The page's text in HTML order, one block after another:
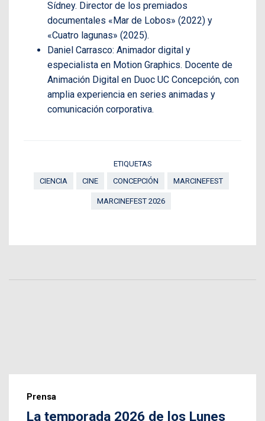
Sídney. Director de los premiados
documentales «Mar de Lobos» (2022) y
«Cuatro lagunas» (2025).
Daniel Carrasco: Animador digital y
especialista en Motion Graphics. Docente de
Animación Digital en Duoc UC Concepción, con
amplia experiencia en series animadas y
comunicación corporativa.
ETIQUETAS
CIENCIA
CINE CONCEPCIÓN MARCINEFEST
MARCINEFEST 2026
Prensa
La temporada 2026 de los Lunes